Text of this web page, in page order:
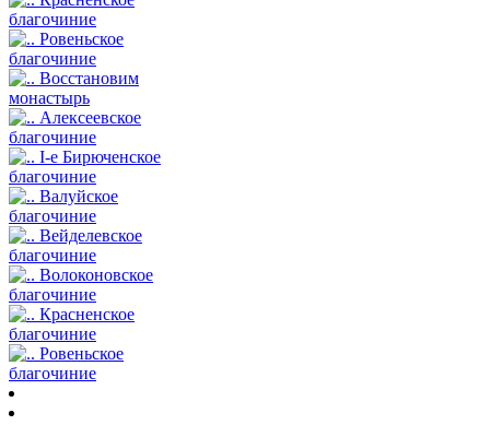
благочиние
Ровеньское
благочиние
Восстановим
монастырь
Алексеевское
благочиние
I-е Бирюченское
благочиние
Валуйское
благочиние
Вейделевское
благочиние
Волоконовское
благочиние
Красненское
благочиние
Ровеньское
благочиние